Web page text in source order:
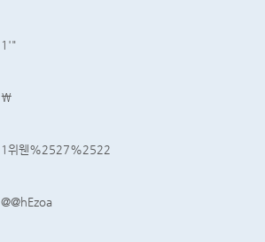
1'"
\
1위웬%2527%2522
@@hEzoa